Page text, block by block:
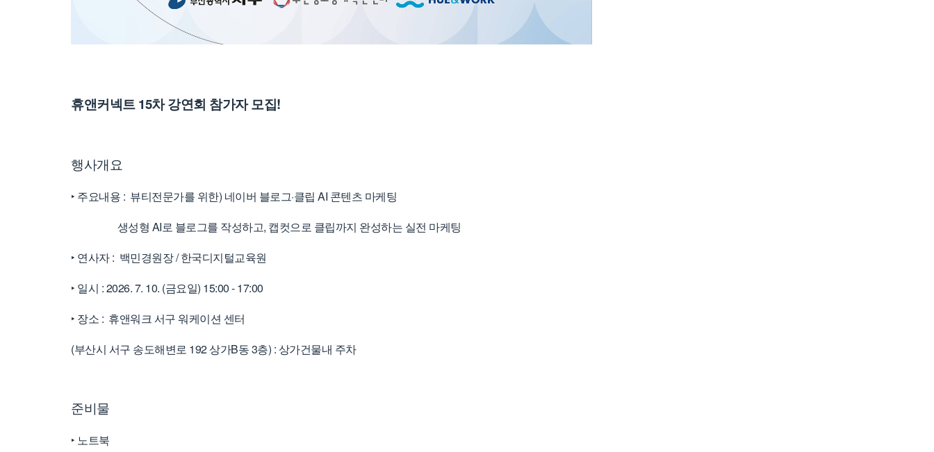
휴앤커넥트 15차 강연회 참가자 모집!
행사개요
‣ 주요내용 : 뷰티전문가를 위한) 네이버 블로그·클립 AI 콘텐츠 마케팅
생성형 AI로 블로그를 작성하고, 캡컷으로 클립까지 완성하는 실전 마케팅
‣ 연사자 : 백민경원장 / 한국디지털교육원
‣ 일시 : 2026. 7. 10. (금요일) 15:00 - 17:00
‣ 장소 : 휴앤워크 서구 워케이션 센터
(부산시 서구 송도해변로 192 상가B동 3층) : 상가건물내 주차
준비물
‣ 노트북